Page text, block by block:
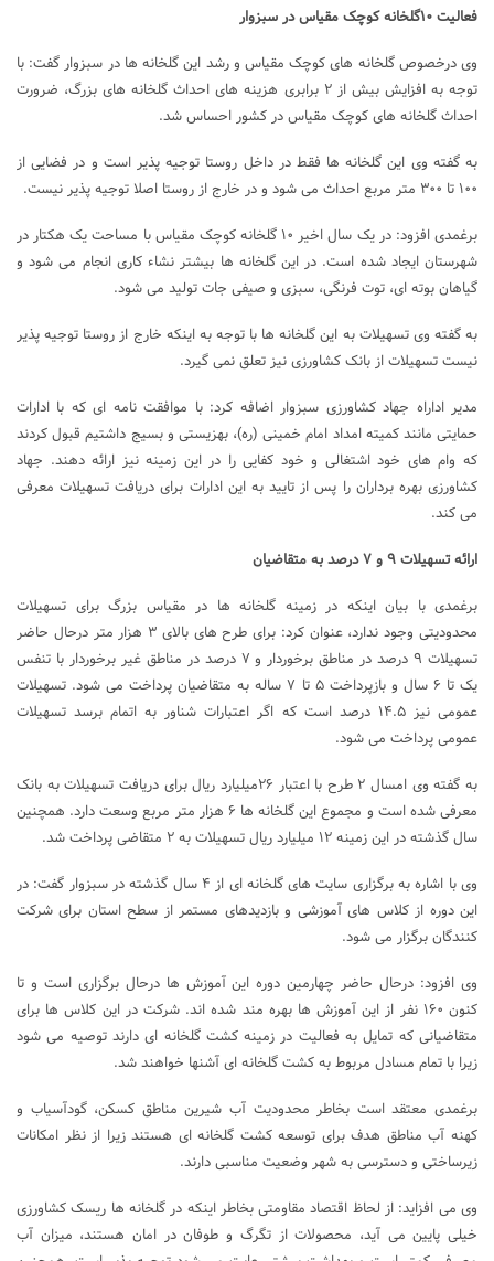
فعالیت ۱۰گلخانه کوچک مقیاس در سبزوار
وی درخصوص گلخانه های کوچک مقیاس و رشد این گلخانه ها در سبزوار گفت: با
توجه به افزایش بیش از ۲ برابری هزینه های احداث گلخانه های بزرگ، ضرورت
احداث گلخانه های کوچک مقیاس در کشور احساس شد.
به گفته وی این گلخانه ها فقط در داخل روستا توجیه پذیر است و در فضایی از
۱۰۰ تا ۳۰۰ متر مربع احداث می شود و در خارج از روستا اصلا توجیه پذیر نیست.
برغمدی افزود: در یک سال اخیر ۱۰ گلخانه کوچک مقیاس با مساحت یک هکتار در
شهرستان ایجاد شده است. در این گلخانه ها بیشتر نشاء کاری انجام می شود و
گیاهان بوته ای، توت فرنگی، سبزی و صیفی جات تولید می شود.
به گفته وی تسهیلات به این گلخانه ها با توجه به اینکه خارج از روستا توجیه پذیر
نیست تسهیلات از بانک کشاورزی نیز تعلق نمی گیرد.
مدیر اداراه جهاد کشاورزی سبزوار اضافه کرد: با موافقت نامه ای که با ادارات
حمایتی مانند کمیته امداد امام خمینی (ره)، بهزیستی و بسیج داشتیم قبول کردند
که وام های خود اشتغالی و خود کفایی را در این زمینه نیز ارائه دهند. جهاد
کشاورزی بهره برداران را پس از تایید به این ادارات برای دریافت تسهیلات معرفی
می کند.
ارائه تسهیلات ۹ و ۷ درصد به متقاضیان
برغمدی با بیان اینکه در زمینه گلخانه ها در مقیاس بزرگ برای تسهیلات
محدودیتی وجود ندارد، عنوان کرد: برای طرح های بالای ۳ هزار متر درحال حاضر
تسهیلات ۹ درصد در مناطق برخوردار و ۷ درصد در مناطق غیر برخوردار با تنفس
یک تا ۶ سال و بازپرداخت ۵ تا ۷ ساله به متقاضیان پرداخت می شود. تسهیلات
عمومی نیز ۱۴.۵ درصد است که اگر اعتبارات شناور به اتمام برسد تسهیلات
عمومی پرداخت می شود.
به گفته وی امسال ۲ طرح با اعتبار ۲۶میلیارد ریال برای دریافت تسهیلات به بانک
معرفی شده است و مجموع این گلخانه ها ۶ هزار متر مربع وسعت دارد. همچنین
سال گذشته در این زمینه ۱۲ میلیارد ریال تسهیلات به ۲ متقاضی پرداخت شد.
وی با اشاره به برگزاری سایت های گلخانه ای از ۴ سال گذشته در سبزوار گفت: در
این دوره از کلاس های آموزشی و بازدیدهای مستمر از سطح استان برای شرکت
کنندگان برگزار می شود.
وی افزود: درحال حاضر چهارمین دوره این آموزش ها درحال برگزاری است و تا
کنون ۱۶۰ نفر از این آموزش ها بهره مند شده اند. شرکت در این کلاس ها برای
متقاضیانی که تمایل به فعالیت در زمینه کشت گلخانه ای دارند توصیه می شود
زیرا با تمام مسادل مربوط به کشت گلخانه ای آشنها خواهند شد.
برغمدی معتقد است بخاطر محدودیت آب شیرین مناطق کسکن، گودآسیاب و
کهنه آب مناطق هدف برای توسعه کشت گلخانه ای هستند زیرا از نظر امکانات
زیرساختی و دسترسی به شهر وضعیت مناسبی دارند.
وی می افزاید: از لحاظ اقتصاد مقاومتی بخاطر اینکه در گلخانه ها ریسک کشاورزی
خیلی پایین می آید، محصولات از تگرگ و طوفان در امان هستند، میزان آب